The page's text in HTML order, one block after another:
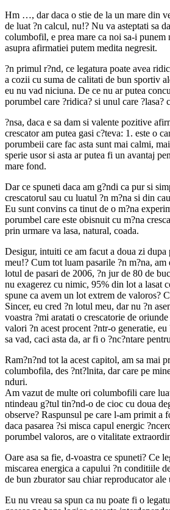
Hm …, dar daca o stie de la un mare din
de luat ?n calcul, nu!? Nu va asteptati sa
columbofil, e prea mare ca noi sa-i punem
asupra afirmatiei putem medita negresit.
?n primul r?nd, ce legatura poate avea
a cozii cu suma de calitati de bun sportiv
eu nu vad niciuna. De ce nu ar putea
porumbel care ?ridica? si unul care ?lasa?
?nsa, daca e sa dam si valente pozitive
crescator am putea gasi c?teva: 1. este o
porumbeii care fac asta sunt mai calmi,
sperie usor si asta ar putea fi un avantaj
mare fond.
Dar ce spuneti daca am g?ndi ca pur si
crescatorul sau cu luatul ?n m?na si din
Eu sunt convins ca tinut de o m?na
porumbel care este obisnuit cu m?na
prin urmare va lasa, natural, coada.
Desigur, intuiti ce am facut a doua zi dupa
meu!? Cum tot luam pasarile ?n m?na, am
lotul de pasari de 2006, ?n jur de 80 de
nu exagerez cu nimic, 95% din lot a lasat
spune ca avem un lot extrem de valoros?
Sincer, eu cred ?n lotul meu, dar nu ?n
voastra ?mi aratati o crescatorie de
valori ?n acest procent ?ntr-o generatie,
sa vad, caci asta da, ar fi o ?nc?ntare
Ram?n?nd tot la acest capitol, am sa mai
columbofila, des ?nt?lnita, dar care pe
nduri.
Am vazut de multe ori columbofili care
ntindeau g?tul tin?nd-o de cioc cu doua
observe? Raspunsul pe care l-am primit a
daca pasarea ?si misca capul energic
porumbel valoros, are o vitalitate
Oare asa sa fie, d-voastra ce spuneti? Ce
miscarea energica a capului ?n conditiile
de bun zburator sau chiar reproducator
Eu nu vreau sa spun ca nu poate fi o